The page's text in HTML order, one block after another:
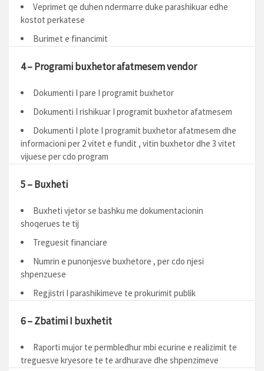
Veprimet qe duhen ndermarre duke parashikuar edhe
kostot perkatese
Burimet e financimit
4 – Programi buxhetor afatmesem vendor
Dokumenti I pare I programit buxhetor
Dokumenti I rishikuar I programit buxhetor afatmesem
Dokumenti I plote I programit buxhetor afatmesem dhe
informacioni per 2 vitet e fundit , vitin buxhetor dhe 3 vitet
vijuese per cdo program
5 – Buxheti
Buxheti vjetor se bashku me dokumentacionin
shoqerues te tij
Treguesit financiare
Numrin e punonjesve buxhetore , per cdo njesi
shpenzuese
Regjistri I parashikimeve te prokurimit publik
6 – Zbatimi I buxhetit
Raporti mujor te permbledhur mbi ecurine e realizimit te
treguesve kryesore te te ardhurave dhe shpenzimeve